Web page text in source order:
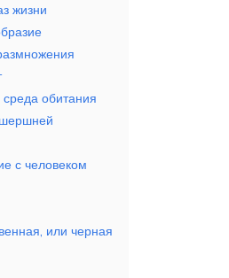
жизни
обитания
с человеком
или черная